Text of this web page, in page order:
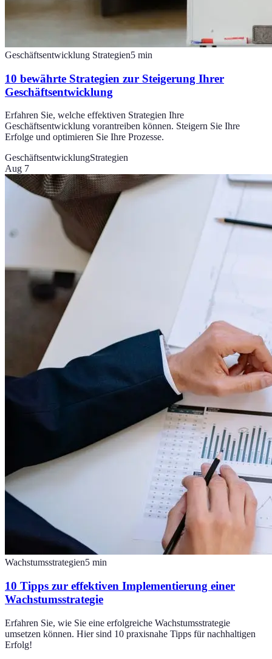
Geschäftsentwicklung Strategien5 min
10 bewährte Strategien zur Steigerung Ihrer
Geschäftsentwicklung
Erfahren Sie, welche effektiven Strategien Ihre
Geschäftsentwicklung vorantreiben können. Steigern Sie Ihre
Erfolge und optimieren Sie Ihre Prozesse.
GeschäftsentwicklungStrategien
Aug 7
Wachstumsstrategien5 min
10 Tipps zur effektiven Implementierung einer
Wachstumsstrategie
Erfahren Sie, wie Sie eine erfolgreiche Wachstumsstrategie
umsetzen können. Hier sind 10 praxisnahe Tipps für nachhaltigen
Erfolg!